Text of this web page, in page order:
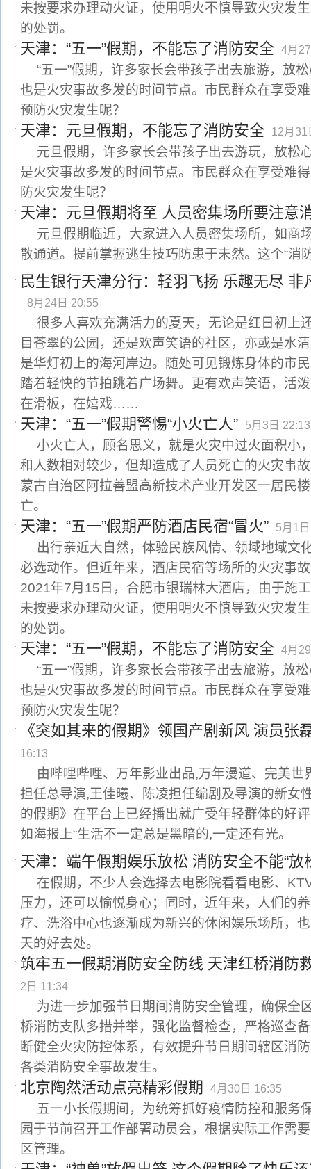
未按要求办理动火证，使用明火不慎导致火灾发
的处罚。
天津：“五一”假期，不能忘了消防安全 4月
“五一”假期，许多家长会带孩子出去旅游，放
也是火灾事故多发的时间节点。市民群众在享受
预防火灾发生呢？
天津：元旦假期，不能忘了消防安全 12月31
元旦假期，许多家长会带孩子出去游玩，放松
是火灾事故多发的时间节点。市民群众在享受难
防火灾发生呢？
天津：元旦假期将至 人员密集场所要注意
元旦假期临近，大家进入人员密集场所，如商
散通道。提前掌握逃生技巧防患于未然。这个“消
民生银行天津分行：轻羽飞扬 乐趣无尽 非
8月24日 20:55
很多人喜欢充满活力的夏天，无论是红日初上
目苍翠的公园，还是欢声笑语的社区，亦或是水
是华灯初上的海河岸边。随处可见锻炼身体的市
踏着轻快的节拍跳着广场舞。更有欢声笑语，活
在滑板，在嬉戏……
天津：“五一”假期警惕“小火亡人” 5月3日 22:13
小火亡人，顾名思义，就是火灾中过火面积小
和人数相对较少，但却造成了人员死亡的火灾事
蒙古自治区阿拉善盟高新技术产业开发区一居民
亡。
天津：“五一”假期严防酒店民宿“冒火” 5月1
出行亲近大自然，体验民族风情、领域地域文
必选动作。但近年来，酒店民宿等场所的火灾事
2021年7月15日，合肥市银瑞林大酒店，由于施
未按要求办理动火证，使用明火不慎导致火灾发
的处罚。
天津：“五一”假期，不能忘了消防安全 4月
“五一”假期，许多家长会带孩子出去旅游，放
也是火灾事故多发的时间节点。市民群众在享受
预防火灾发生呢？
《突如其来的假期》领国产剧新风 演员张
16:13
由哔哩哔哩、万年影业出品,万年漫道、完美世
担任总导演,王佳曦、陈凌担任编剧及导演的新女
的假期》在平台上已经播出就广受年轻群体的好
如海报上“生活不一定总是黑暗的,一定还有光。
天津：端午假期娱乐放松 消防安全不能“放
在假期，不少人会选择去电影院看看电影、
压力，还可以愉悦身心；同时，近年来，人们的
疗、洗浴中心也逐渐成为新兴的休闲娱乐场所，
天的好去处。
筑牢五一假期消防安全防线 天津红桥消防
2日 11:34
为进一步加强节日期间消防安全管理，确保全
桥消防支队多措并举，强化监督检查，严格巡查
断健全火灾防控体系，有效提升节日期间辖区消
各类消防安全事故发生。
北京陶然活动点亮精彩假期 4月30日 16:35
五一小长假期间，为统筹抓好疫情防控和服务
园于节前召开工作部署动员会，根据实际工作需
区管理。